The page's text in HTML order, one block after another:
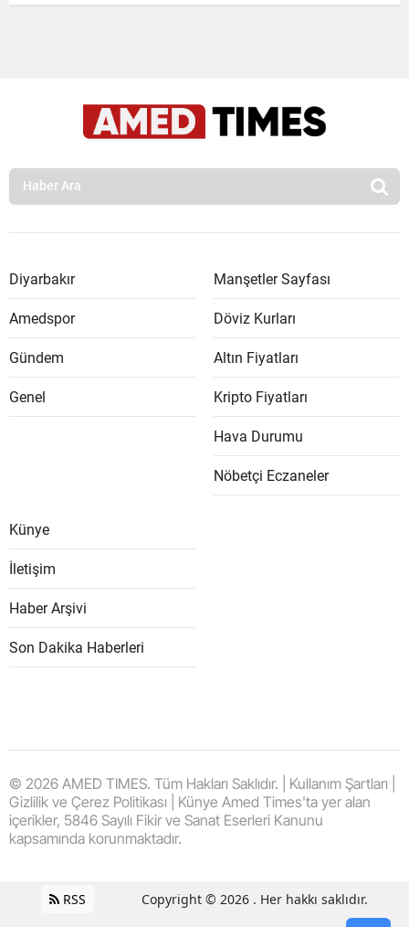
Diyarbakır
Amedspor
Gündem
Genel
Manşetler Sayfası
Döviz Kurları
Altın Fiyatları
Kripto Fiyatları
Hava Durumu
Nöbetçi Eczaneler
Künye
İletişim
Haber Arşivi
Son Dakika Haberleri
© 2026 AMED TIMES. Tüm Hakları Saklıdır. | Kullanım Şartları |
Gizlilik ve Çerez Politikası | Künye Amed Times'ta yer alan
içerikler, 5846 Sayılı Fikir ve Sanat Eserleri Kanunu
kapsamında korunmaktadır.
RSS Copyright © 2026 . Her hakkı saklıdır.